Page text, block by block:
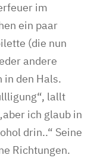
im
ein paar
(die nun
andere
in den Hals.
lallt
ich glaub in
drin..“ Seine
Richtungen.